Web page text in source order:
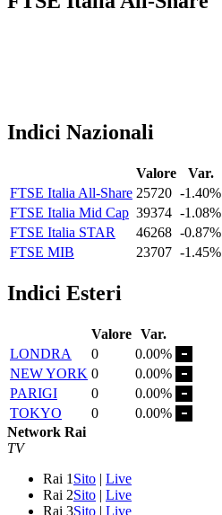
Indici Nazionali
Valore
Var.
FTSE Italia All-Share 25720 -1.40%
FTSE Italia Mid Cap 39374 -1.08%
FTSE Italia STAR
46268 -0.87%
FTSE MIB
23707 -1.45%
Indici Esteri
Valore Var.
LONDRA
0
0.00%
NEW YORK 0
0.00%
PARIGI
0
0.00%
TOKYO
0
0.00%
Network Rai
TV
Rai 1 Sito | Live
Rai 2Sito | Live
Rai 3Sito | Live